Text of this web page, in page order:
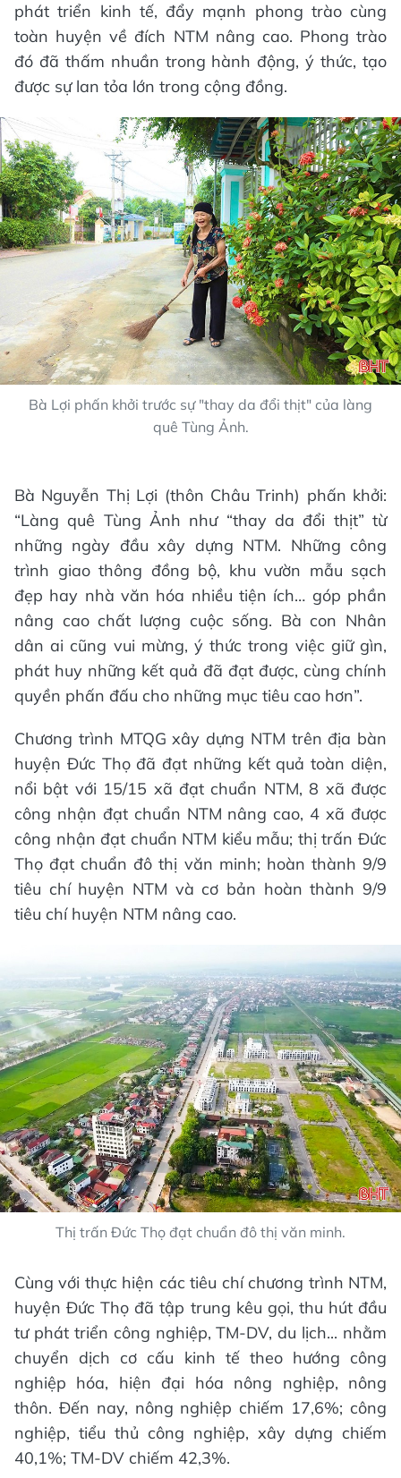
phát triển kinh tế, đẩy mạnh phong trào cùng
toàn huyện về đích NTM nâng cao. Phong trào
đó đã thấm nhuần trong hành động, ý thức, tạo
được sự lan tỏa lớn trong cộng đồng.
Bà Lợi phấn khởi trước sự "thay da đổi thịt" của làng
quê Tùng Ảnh.
Bà Nguyễn Thị Lợi (thôn Châu Trinh) phấn khởi:
“Làng quê Tùng Ảnh như “thay da đổi thịt” từ
những ngày đầu xây dựng NTM. Những công
trình giao thông đồng bộ, khu vườn mẫu sạch
đẹp hay nhà văn hóa nhiều tiện ích… góp phần
nâng cao chất lượng cuộc sống. Bà con Nhân
dân ai cũng vui mừng, ý thức trong việc giữ gìn,
phát huy những kết quả đã đạt được, cùng chính
quyền phấn đấu cho những mục tiêu cao hơn”.
Chương trình MTQG xây dựng NTM trên địa bàn
huyện Đức Thọ đã đạt những kết quả toàn diện,
nổi bật với 15/15 xã đạt chuẩn NTM, 8 xã được
công nhận đạt chuẩn NTM nâng cao, 4 xã được
công nhận đạt chuẩn NTM kiểu mẫu; thị trấn Đức
Thọ đạt chuẩn đô thị văn minh; hoàn thành 9/9
tiêu chí huyện NTM và cơ bản hoàn thành 9/9
tiêu chí huyện NTM nâng cao.
Thị trấn Đức Thọ đạt chuẩn đô thị văn minh.
Cùng với thực hiện các tiêu chí chương trình NTM,
huyện Đức Thọ đã tập trung kêu gọi, thu hút đầu
tư phát triển công nghiệp, TM-DV, du lịch... nhằm
chuyển dịch cơ cấu kinh tế theo hướng công
nghiệp hóa, hiện đại hóa nông nghiệp, nông
thôn. Đến nay, nông nghiệp chiếm 17,6%; công
nghiệp, tiểu thủ công nghiệp, xây dựng chiếm
40,1%; TM-DV chiếm 42,3%.